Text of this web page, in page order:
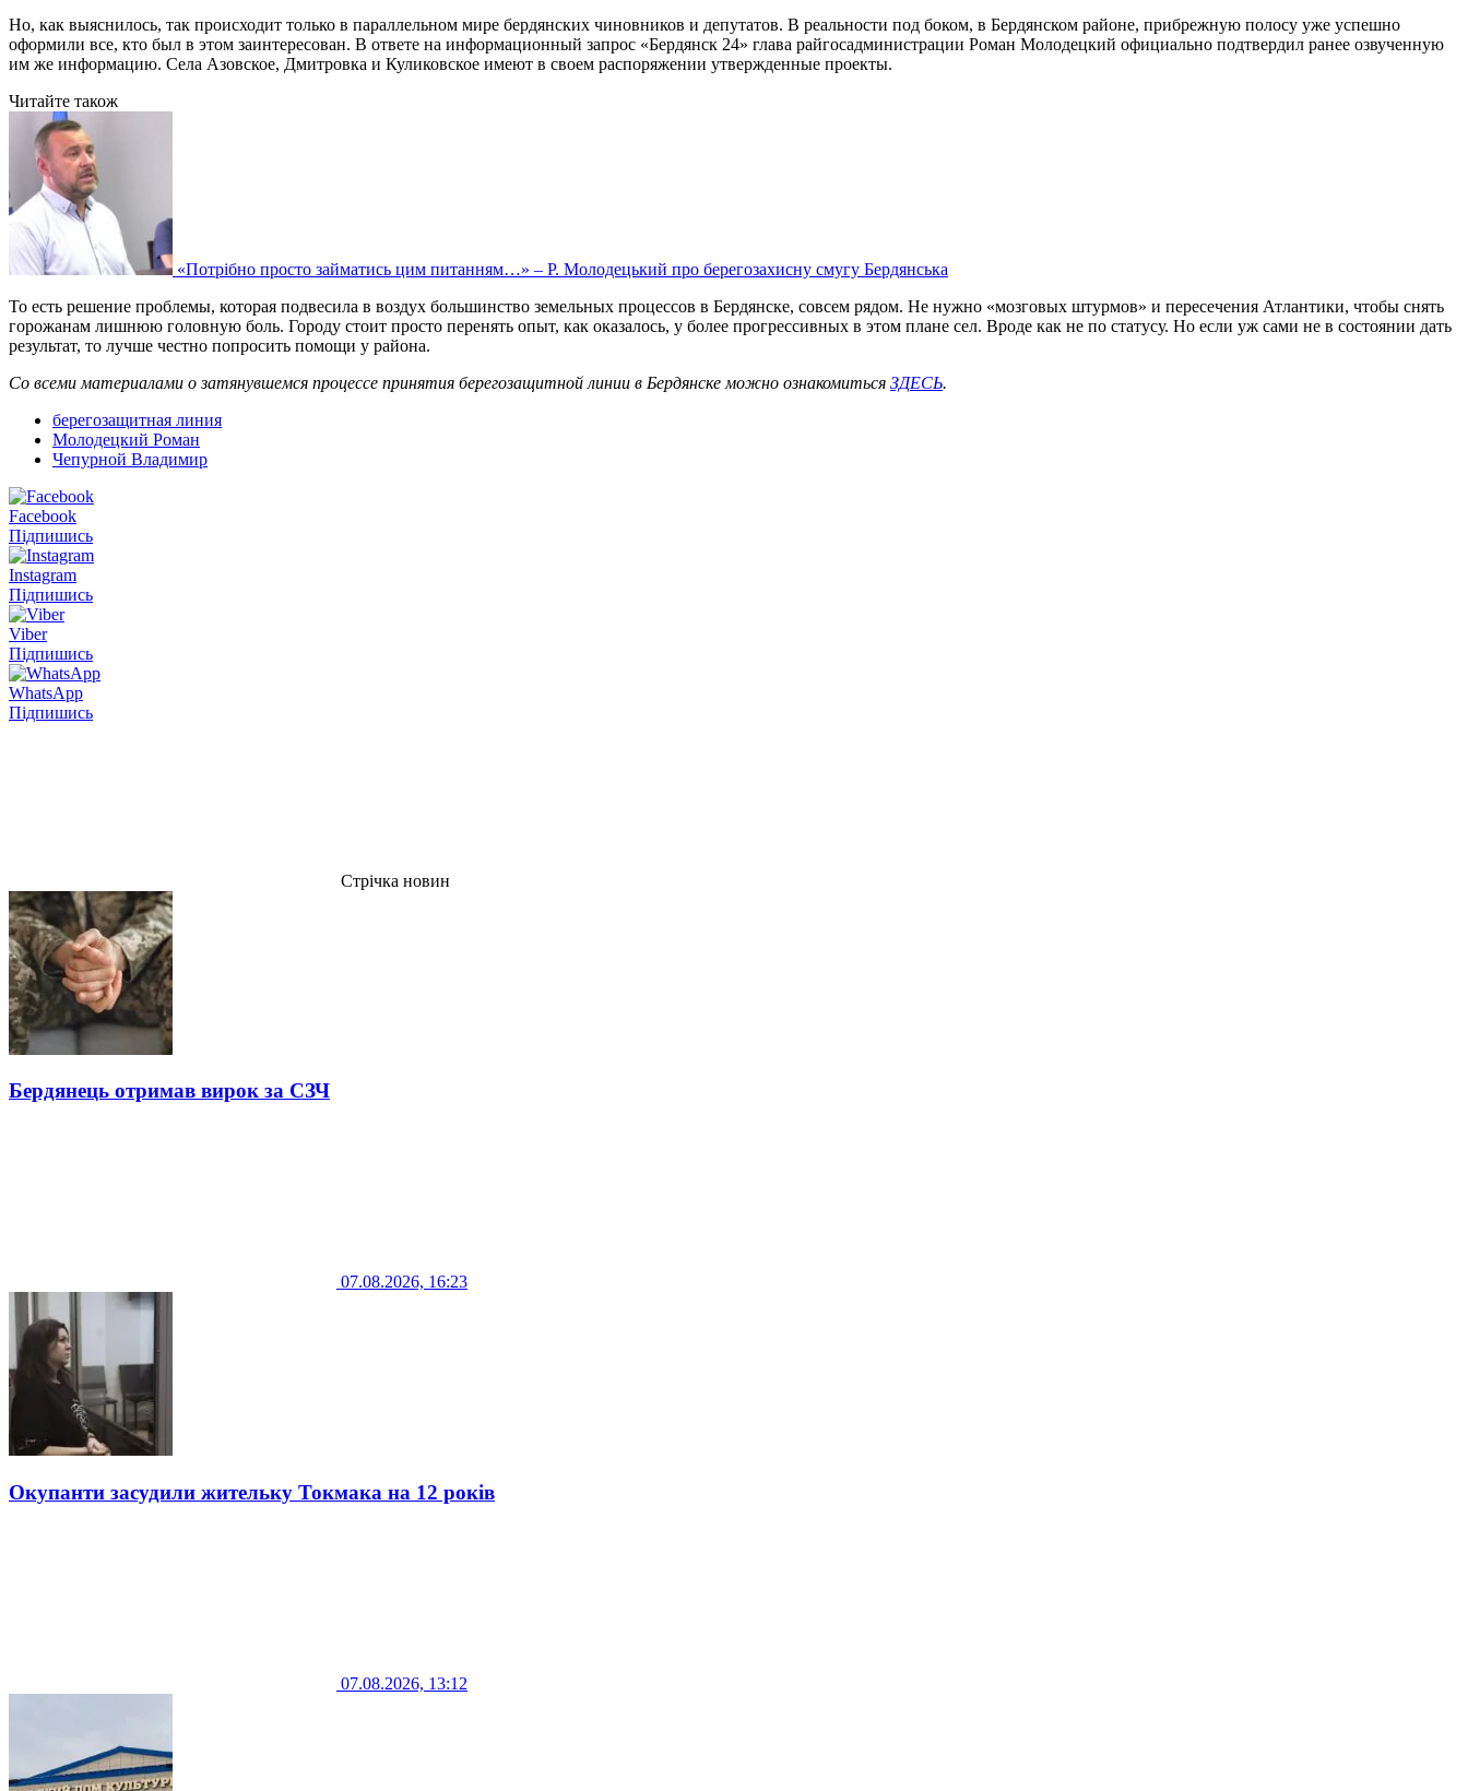
Но, как выяснилось, так происходит только в параллельном мире бердянских чиновников и депутатов. В реальности под боком, в Бердянском районе, прибрежную полосу уже успешно
оформили все, кто был в этом заинтересован. В ответе на информационный запрос «Бердянск 24» глава райгосадминистрации Роман Молодецкий официально подтвердил ранее озвученную
им же информацию. Села Азовское, Дмитровка и Куликовское имеют в своем распоряжении утвержденные проекты.
Читайте також
«Потрібно просто займатись цим питанням…» – Р. Молодецький про берегозахисну смугу Бердянська
То есть решение проблемы, которая подвесила в воздух большинство земельных процессов в Бердянске, совсем рядом. Не нужно «мозговых штурмов» и пересечения Атлантики, чтобы снять
горожанам лишнюю головную боль. Городу стоит просто перенять опыт, как оказалось, у более прогрессивных в этом плане сел. Вроде как не по статусу. Но если уж сами не в состоянии дать
результат, то лучше честно попросить помощи у района.
Со всеми материалами о затянувшемся процессе принятия берегозащитной линии в Бердянске можно ознакомиться ЗДЕСЬ.
берегозащитная линия
Молодецкий Роман
Чепурной Владимир
Facebook
Підпишись
Instagram
Підпишись
Viber
Підпишись
WhatsApp
Підпишись
Стрічка новин
Бердянець отримав вирок за СЗЧ
07.08.2026, 16:23
Окупанти засудили жительку Токмака на 12 років
07.08.2026, 13:12